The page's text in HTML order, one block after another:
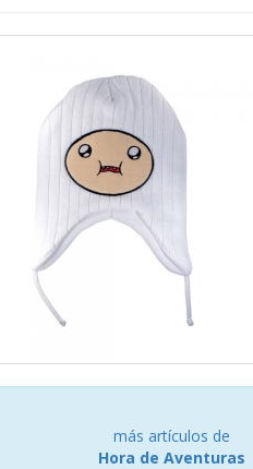
más artículos de
Hora de Aventuras